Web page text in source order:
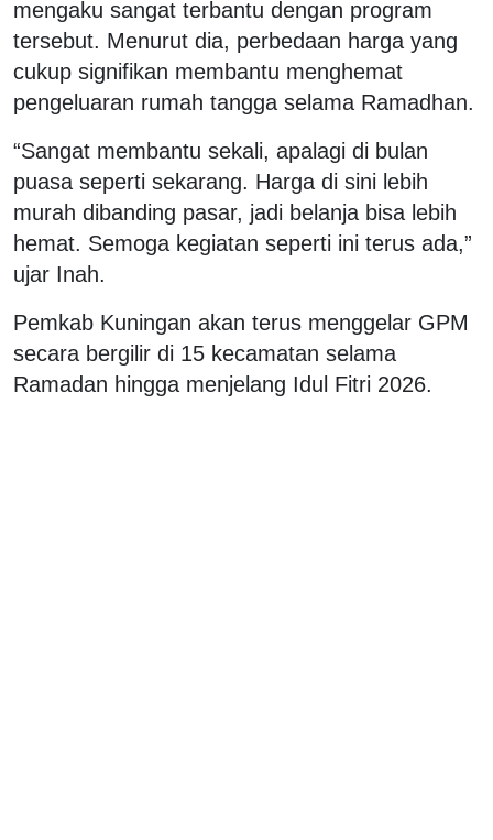
mengaku sangat terbantu dengan program
tersebut. Menurut dia, perbedaan harga yang
cukup signifikan membantu menghemat
pengeluaran rumah tangga selama Ramadhan.
“Sangat membantu sekali, apalagi di bulan
puasa seperti sekarang. Harga di sini lebih
murah dibanding pasar, jadi belanja bisa lebih
hemat. Semoga kegiatan seperti ini terus ada,”
ujar Inah.
Pemkab Kuningan akan terus menggelar GPM
secara bergilir di 15 kecamatan selama
Ramadan hingga menjelang Idul Fitri 2026.